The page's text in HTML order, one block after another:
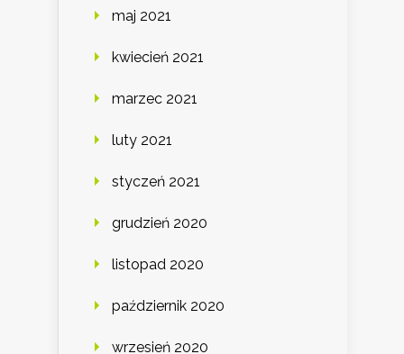
maj 2021
kwiecień 2021
marzec 2021
luty 2021
styczeń 2021
grudzień 2020
listopad 2020
październik 2020
wrzesień 2020